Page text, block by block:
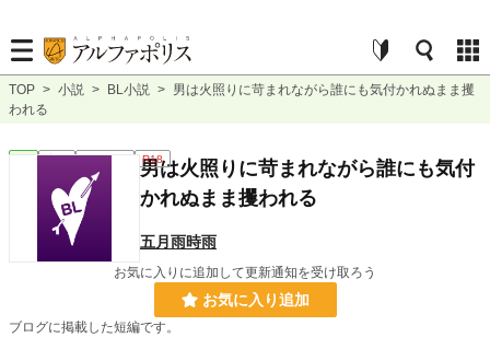
TOP > 小説 > BL小説 > 男は火照りに苛まれながら誰にも気付かれぬまま攫
われる
完結 ｼｮｰﾄｼｮｰﾄ R18
男は火照りに苛まれながら誰にも気付
かれぬまま攫われる
五月雨時雨
お気に入りに追加して更新通知を受け取ろう
お気に入り追加
ブログに掲載した短編です。